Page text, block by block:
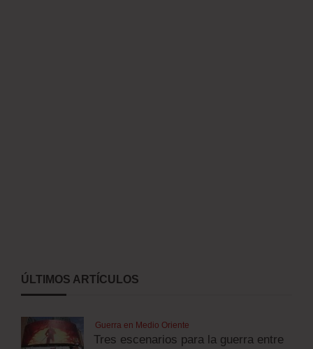
ÚLTIMOS ARTÍCULOS
Guerra en Medio Oriente
Tres escenarios para la guerra entre